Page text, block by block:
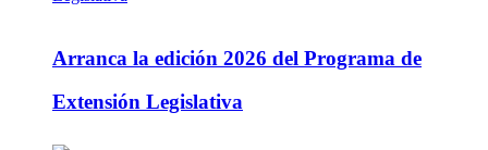
Arranca la edición 2026 del Programa de
Extensión Legislativa